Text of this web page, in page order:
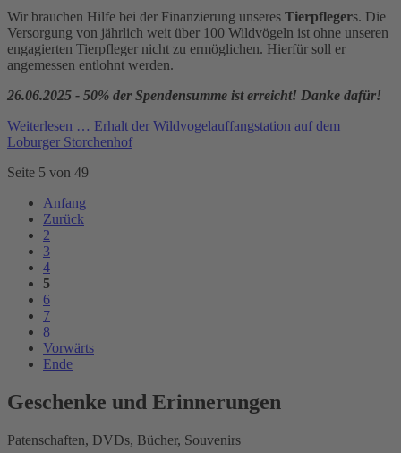
Wir brauchen Hilfe bei der Finanzierung unseres Tierpflegers. Die
Versorgung von jährlich weit über 100 Wildvögeln ist ohne unseren
engagierten Tierpfleger nicht zu ermöglichen. Hierfür soll er
angemessen entlohnt werden.
26.06.2025 - 50% der Spendensumme ist erreicht! Danke dafür!
Weiterlesen … Erhalt der Wildvogelauffangstation auf dem
Loburger Storchenhof
Seite 5 von 49
Anfang
Zurück
2
3
4
5
6
7
8
Vorwärts
Ende
Geschenke und Erinnerungen
Patenschaften, DVDs, Bücher, Souvenirs